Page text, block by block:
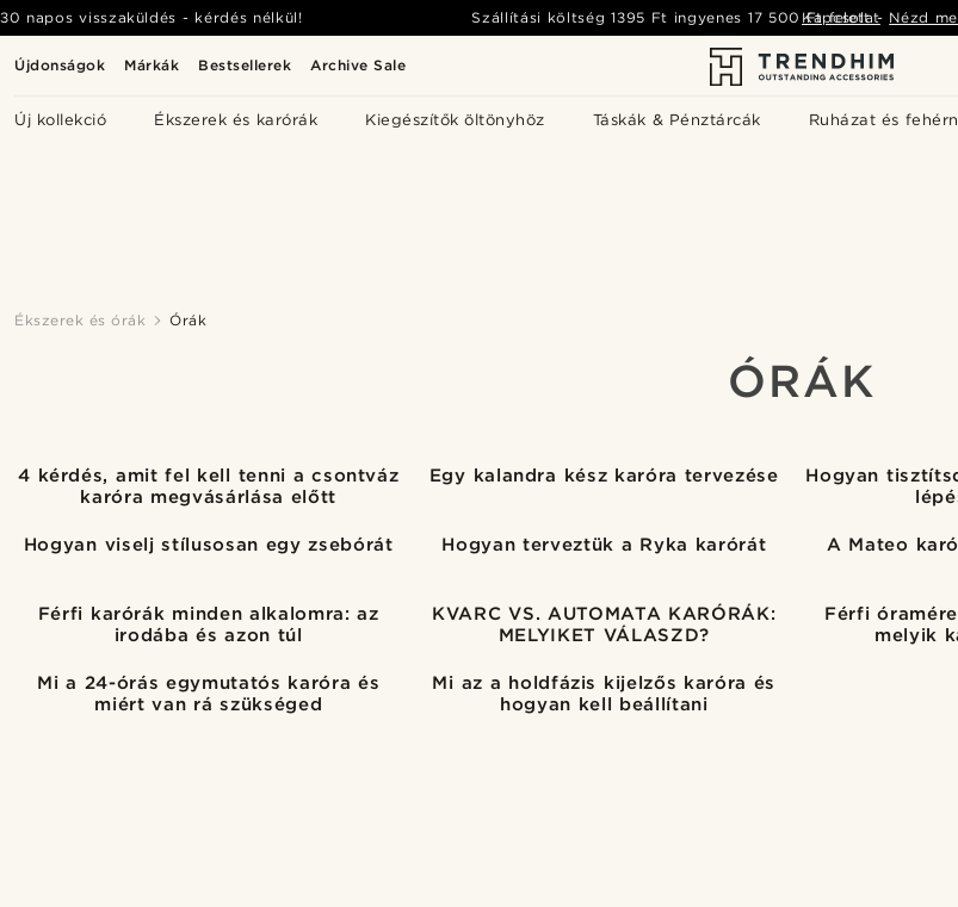
Újdonságok Márkák Bestsellerek Archive Sale
Új kollekció Ékszerek és karórák Kiegészítők öltönyhöz Táskák & Pénztárcák Ruházat és
30 napos visszaküldés - kérdés nélkül! Szállítási költség1395 Ft ingyenes 17 500 Ft felett- Nézd
Kapcsolat
Ékszerek és órák Órák
ÓRÁK
4 kérdés, amit fel kell tenni a csontváz
karóra megvásárlása előtt
Egy kalandra kész karóra tervezése
Hogyan
Hogyan viselj stílusosan egy zsebórát Hogyan terveztük a Ryka karórát A Mateo
Férfi karórák minden alkalomra: az
irodába és azon túl
KVARC VS. AUTOMATA KARÓRÁK:
MELYIKET VÁLASZD?
Férfi
melyik
Mi a 24-órás egymutatós karóra és
miért van rá szükséged
Mi az a holdfázis kijelzős karóra és
hogyan kell beállítani